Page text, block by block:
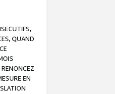
QUAND
EN